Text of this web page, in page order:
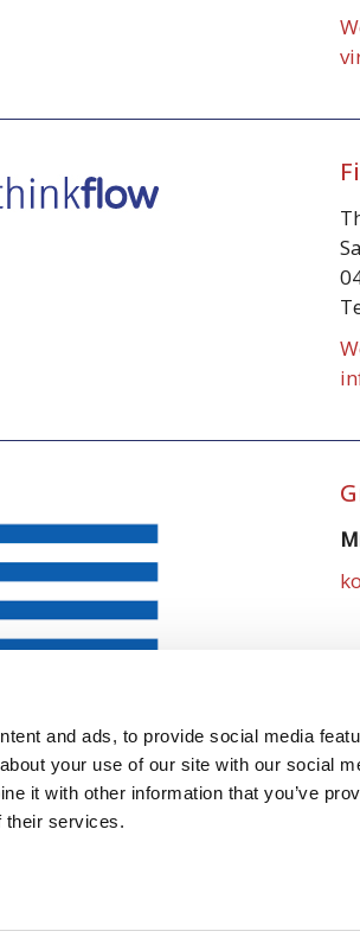
and ads, to provide social media
your use of our site with our social
it with other information that you’ve
their services.